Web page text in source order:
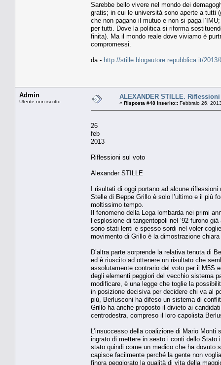
Sarebbe bello vivere nel mondo dei
gratis; in cui le università sono aperte a tutti
che non pagano il mutuo e non si paga
per tutti. Dove la politica si riforma
finita). Ma il mondo reale dove viviamo è
compromessi.
da - http://stille.blogautore.repubblica.it/
Admin
Utente non iscritto
ALEXANDER STILLE.
« Risposta #48 inserito:: Febbraio 26,
26
feb
2013
Riflessioni sul voto
Alexander STILLE
I risultati di oggi portano ad alcune
Stelle di Beppe Grillo è solo l’ultimo e il più
moltissimo tempo.
Il fenomeno della Lega lombarda nei primi
l’esplosione di tangentopoli nel ‘92 furono
sono stati lenti e spesso sordi nel voler
movimento di Grillo è la dimostrazione
D’altra parte sorprende la relativa tenuta di
ed è riuscito ad ottenere un risultato che
assolutamente contrario del voto per il M5S
degli elementi peggiori del vecchio sistema
modificare, è una legge che toglie la
in posizione decisiva per decidere chi va al
più, Berlusconi ha difeso un sistema di
Grillo ha anche proposto il divieto ai
centrodestra, compreso il loro capolista
L’insuccesso della coalizione di Mario
ingrato di mettere in sesto i conti dello Stato
stato quindi come un medico che ha dovuto
capisce facilmente perché la gente non
finora peggiorato la qualità di vita della